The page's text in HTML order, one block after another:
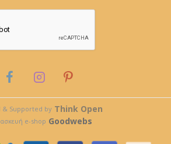
& Supported by Think Open
e-shop Goodwebs